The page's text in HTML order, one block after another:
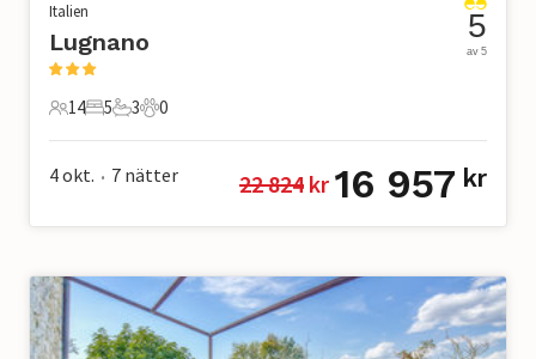
Italien
Lugnano
14 Gäster
14
5 Sovrum
5
3 Badrum
3
0 Husdjur
0
5
av 5
4 okt. • 7 nätter 22 824 kr 16 957 kr